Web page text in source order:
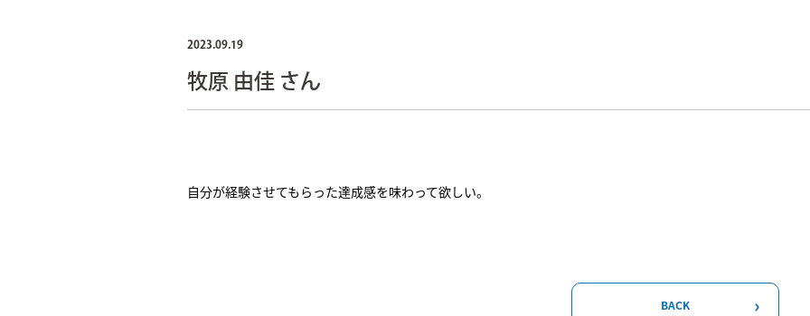
Recruit
採用情報
2023.09.19
牧原 由佳 さん
自分が経験させてもらった達成感を味わって欲しい。
BACK